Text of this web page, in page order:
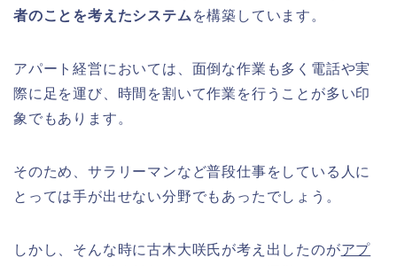
者のことを考えたシステム を構築しています。
アパート経営においては、面倒な作業も多く電話や実
際に足を運び、時間を割いて作業を行うことが多い印
象でもあります。
そのため、サラリーマンなど普段仕事をしている人に
とっては手が出せない分野でもあったでしょう。
しかし、そんな時に古木大咲氏が考え出したのがアプ